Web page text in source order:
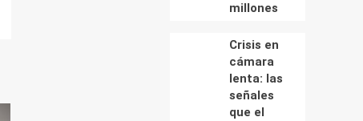
millones
Crisis en
cámara
lenta: las
señales
que el